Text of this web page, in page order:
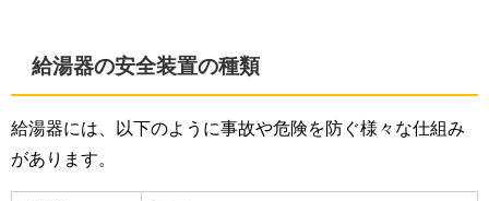
給湯器の安全装置の種類
給湯器には、以下のように事故や危険を防ぐ様々な仕組み
があります。